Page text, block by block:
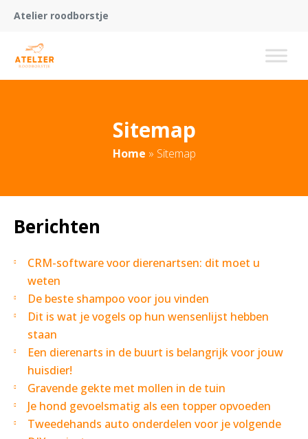
Atelier roodborstje
Sitemap
Home » Sitemap
Berichten
CRM-software voor dierenartsen: dit moet u
weten
De beste shampoo voor jou vinden
Dit is wat je vogels op hun wensenlijst hebben
staan
Een dierenarts in de buurt is belangrijk voor jouw
huisdier!
Gravende gekte met mollen in de tuin
Je hond gevoelsmatig als een topper opvoeden
Tweedehands auto onderdelen voor je volgende